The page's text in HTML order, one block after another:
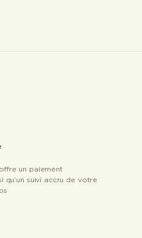
un paiement
qu’un suivi accru de votre